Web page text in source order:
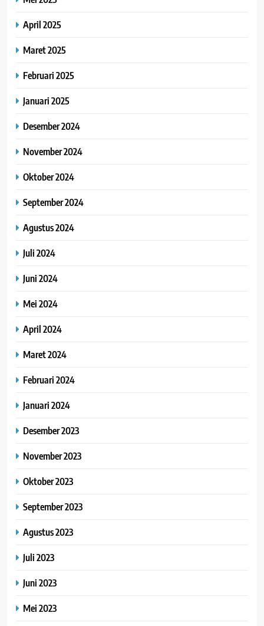
April 2025
Maret 2025
Februari 2025
Januari 2025
Desember 2024
November 2024
Oktober 2024
September 2024
Agustus 2024
Juli 2024
Juni 2024
Mei 2024
April 2024
Maret 2024
Februari 2024
Januari 2024
Desember 2023
November 2023
Oktober 2023
September 2023
Agustus 2023
Juli 2023
Juni 2023
Mei 2023